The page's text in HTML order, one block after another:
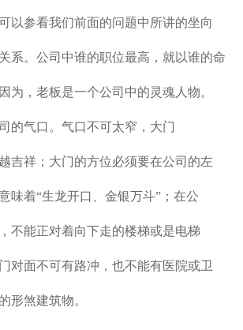
以参看我们前面的问题中所讲的坐向
系。公司中谁的职位最高，就以谁的命
为，老板是一个公司中的灵魂人物。
的气口。气口不可太窄，大门
吉祥；大门的方位必须要在公司的左
味着“生龙开口、金银万斗”；在公
不能正对着向下走的楼梯或是电梯
对面不可有路冲，也不能有医院或卫
形煞建筑物。